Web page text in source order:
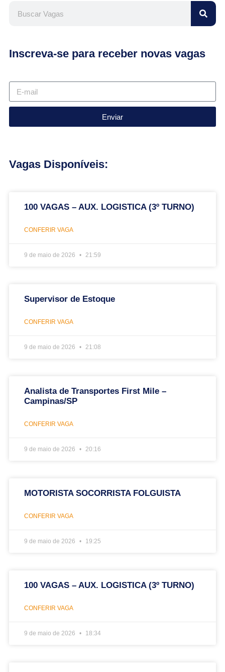
Inscreva-se para receber novas vagas
Enviar
Vagas Disponíveis:
100 VAGAS – AUX. LOGISTICA (3º TURNO)
CONFERIR VAGA
9 de maio de 2026 21:59
Supervisor de Estoque
CONFERIR VAGA
9 de maio de 2026 21:08
Analista de Transportes First Mile –
Campinas/SP
CONFERIR VAGA
9 de maio de 2026 20:16
MOTORISTA SOCORRISTA FOLGUISTA
CONFERIR VAGA
9 de maio de 2026 19:25
100 VAGAS – AUX. LOGISTICA (3º TURNO)
CONFERIR VAGA
9 de maio de 2026 18:34